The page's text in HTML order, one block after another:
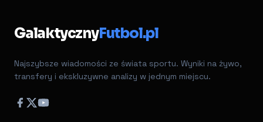
GalaktycznyFutbol.pl
Najszybsze wiadomości ze świata sportu. Wyniki na żywo,
transfery i ekskluzywne analizy w jednym miejscu.